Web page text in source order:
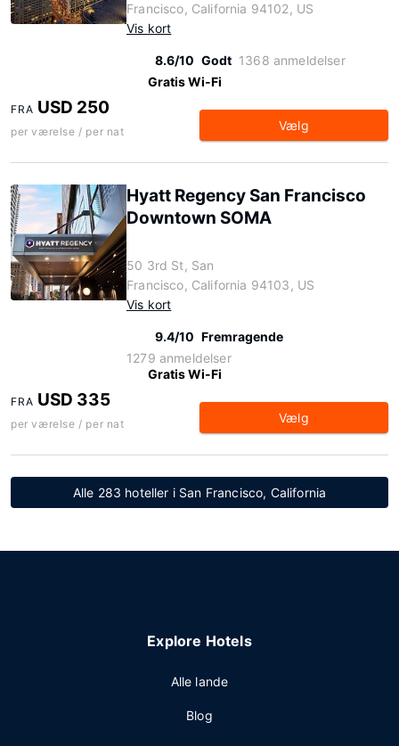
Francisco, California 94102, US
Vis kort
8.6/10 Godt 1368 anmeldelser
Gratis Wi-Fi
FRA USD 250
per værelse / per nat Vælg
Hyatt Regency San Francisco
Downtown SOMA
50 3rd St, San
Francisco, California 94103, US
Vis kort
9.4/10 Fremragende
1279 anmeldelser
Gratis Wi-Fi
FRA USD 335
per værelse / per nat Vælg
Alle 283 hoteller i San Francisco, California
Explore Hotels
Alle lande
Blog